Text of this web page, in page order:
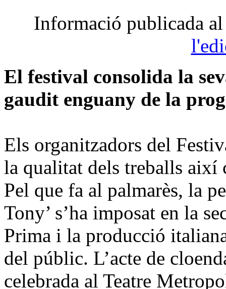
Informació publicada
El festival consolida la
gaudit enguany de la
Els organitzadors del
la qualitat dels treballs així
Pel que fa al palmarès, la
Tony’ s’ha imposat en la
Prima i la producció
del públic. L’acte de
celebrada al Teatre